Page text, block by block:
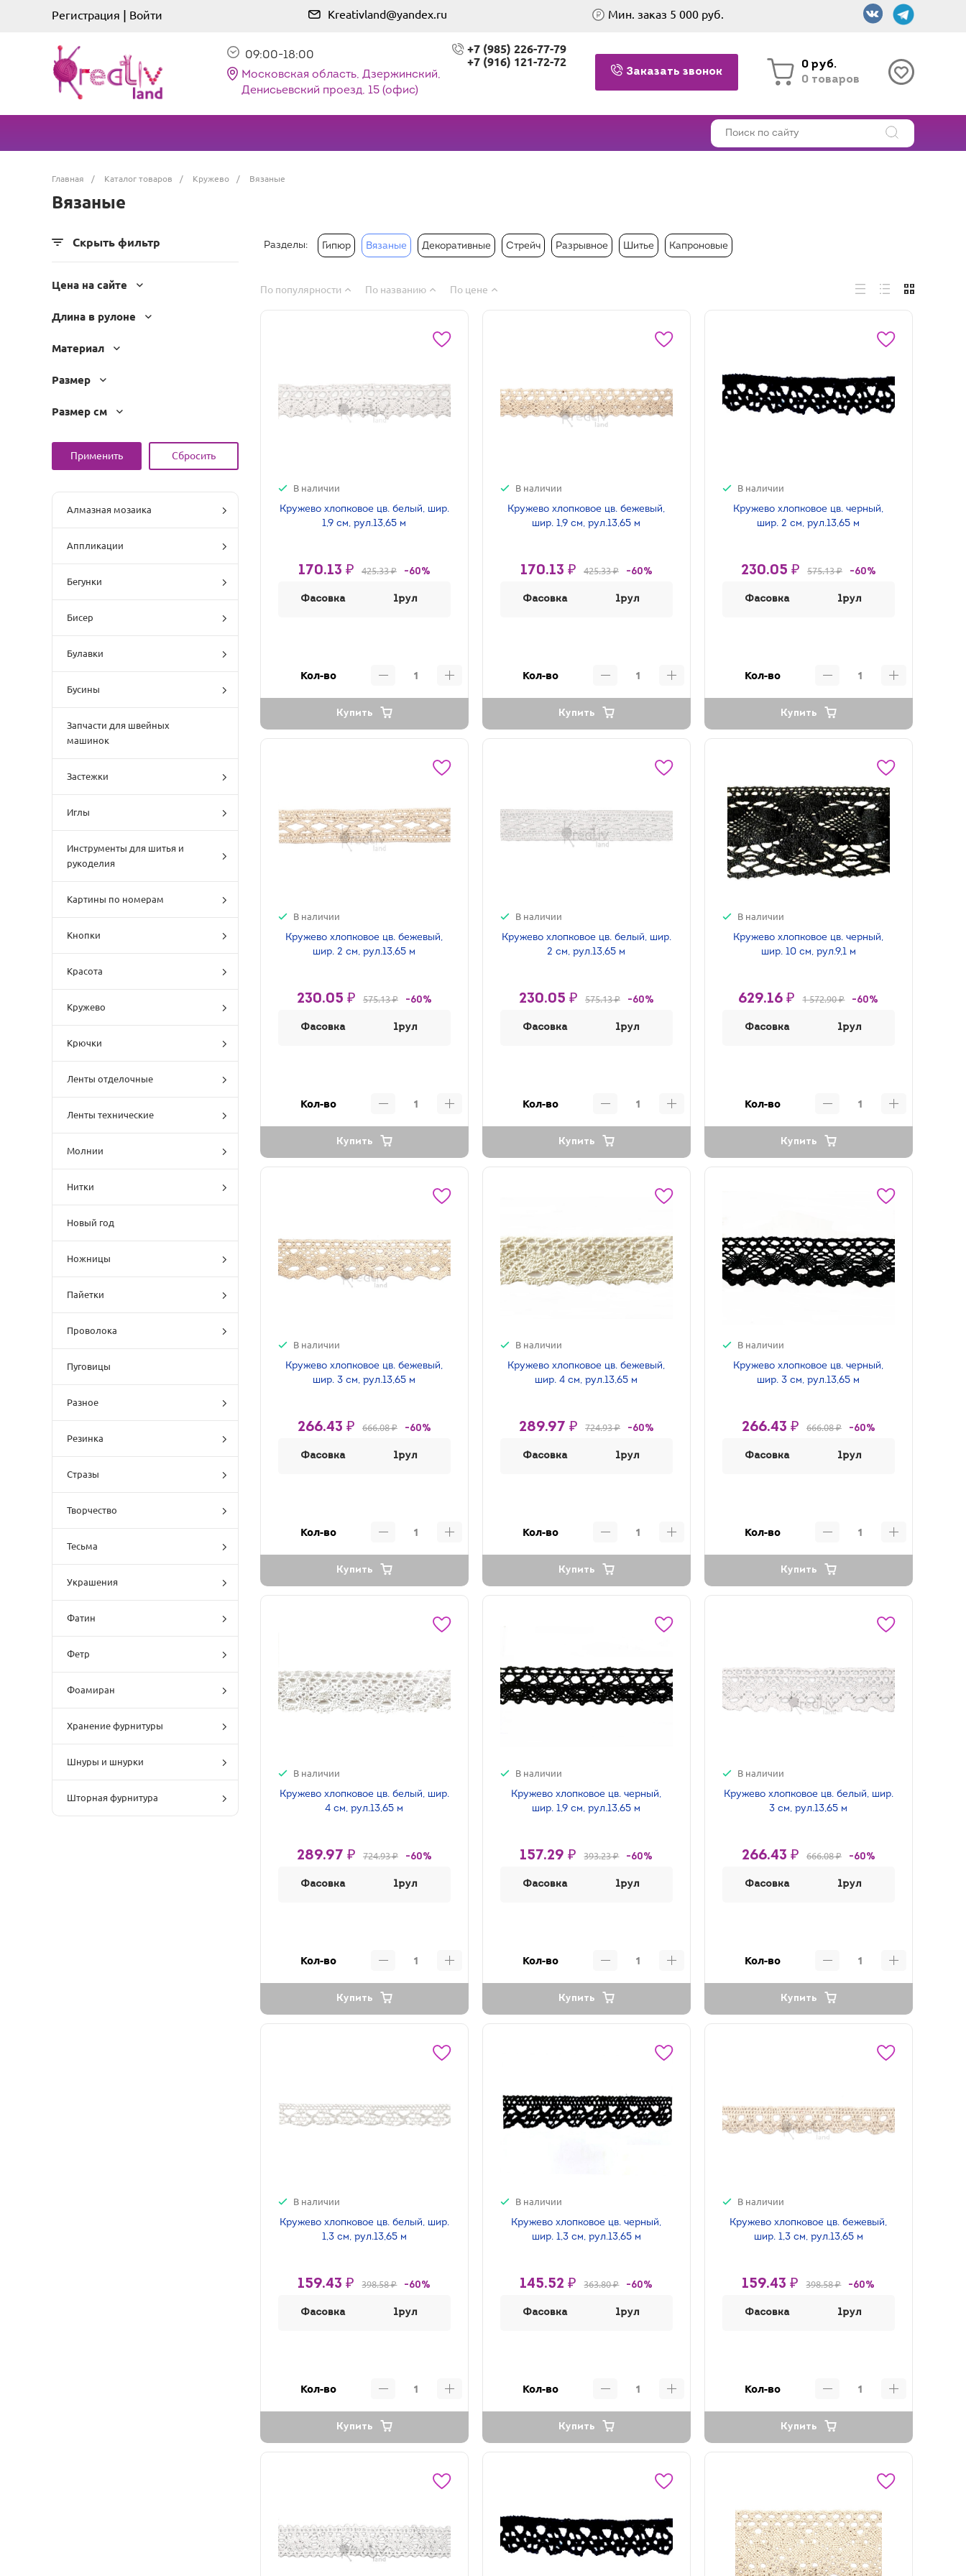
Регистрация | Войти Kreativland@yandex.ru Мин. заказ 5 000 руб.
09:00-18:00
Московская область, Дзержинский,
Денисьевский проезд, 15 (офис)
+7 (985) 226-77-79
+7 (916) 121-72-72
Заказать звонок
0 руб.
0 товаров
Главная / Каталог товаров / Кружево / Вязаные
Вязаные
Скрыть фильтр
Цена на сайте
Длина в рулоне
Материал
Размер
Размер см
Алмазная мозаика
Аппликации
Бегунки
Бисер
Булавки
Бусины
Запчасти для швейных
машинок
Застежки
Иглы
Инструменты для шитья и
рукоделия
Картины по номерам
Кнопки
Красота
Кружево
Крючки
Ленты отделочные
Ленты технические
Молнии
Нитки
Новый год
Ножницы
Пайетки
Проволока
Пуговицы
Разное
Резинка
Стразы
Творчество
Тесьма
Украшения
Фатин
Фетр
Фоамиран
Хранение фурнитуры
Шнуры и шнурки
Шторная фурнитура
Разделы: Гипюр Вязаные Декоративные Стрейч Разрывное Шитье Капроновые
По популярности По названию По цене
В наличии
Кружево хлопковое цв. белый, шир.
1,9 см, рул.13,65 м
170.13 ₽ 425.33 ₽ -60%
Фасовка 1рул
Кол-во
Купить
В наличии
Кружево хлопковое цв. бежевый,
шир. 1,9 см, рул.13,65 м
170.13 ₽ 425.33 ₽ -60%
Фасовка 1рул
Кол-во
Купить
В наличии
Кружево хлопковое цв. черный,
шир. 2 см, рул.13,65 м
230.05 ₽ 575.13 ₽ -60%
Фасовка 1рул
Кол-во
Купить
В наличии
Кружево хлопковое цв. бежевый,
шир. 2 см, рул.13,65 м
230.05 ₽ 575.13 ₽ -60%
Фасовка 1рул
Кол-во
Купить
В наличии
Кружево хлопковое цв. белый, шир.
2 см, рул.13,65 м
230.05 ₽ 575.13 ₽ -60%
Фасовка 1рул
Кол-во
Купить
В наличии
Кружево хлопковое цв. черный,
шир. 10 см, рул.9,1 м
629.16 ₽ 1 572.90 ₽ -60%
Фасовка 1рул
Кол-во
Купить
В наличии
Кружево хлопковое цв. бежевый,
шир. 3 см, рул.13,65 м
266.43 ₽ 666.08 ₽ -60%
Фасовка 1рул
Кол-во
Купить
В наличии
Кружево хлопковое цв. бежевый,
шир. 4 см, рул.13,65 м
289.97 ₽ 724.93 ₽ -60%
Фасовка 1рул
Кол-во
Купить
В наличии
Кружево хлопковое цв. черный,
шир. 3 см, рул.13,65 м
266.43 ₽ 666.08 ₽ -60%
Фасовка 1рул
Кол-во
Купить
В наличии
Кружево хлопковое цв. белый, шир.
4 см, рул.13,65 м
289.97 ₽ 724.93 ₽ -60%
Фасовка 1рул
Кол-во
Купить
В наличии
Кружево хлопковое цв. черный,
шир. 1,9 см, рул.13,65 м
157.29 ₽ 393.23 ₽ -60%
Фасовка 1рул
Кол-во
Купить
В наличии
Кружево хлопковое цв. белый, шир.
3 см, рул.13,65 м
266.43 ₽ 666.08 ₽ -60%
Фасовка 1рул
Кол-во
Купить
В наличии
Кружево хлопковое цв. белый, шир.
1,3 см, рул.13,65 м
159.43 ₽ 398.58 ₽ -60%
Фасовка 1рул
Кол-во
Купить
В наличии
Кружево хлопковое цв. черный,
шир. 1,3 см, рул.13,65 м
145.52 ₽ 363.80 ₽ -60%
Фасовка 1рул
Кол-во
Купить
В наличии
Кружево хлопковое цв. бежевый,
шир. 1,3 см, рул.13,65 м
159.43 ₽ 398.58 ₽ -60%
Фасовка 1рул
Кол-во
Купить